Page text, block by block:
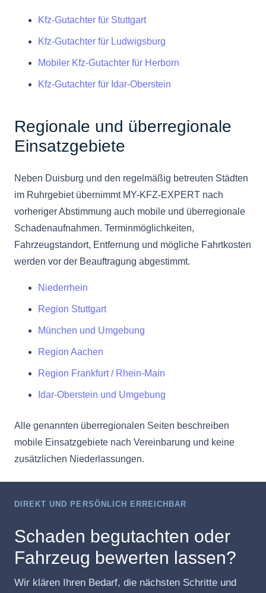
Kfz-Gutachter für Stuttgart
Kfz-Gutachter für Ludwigsburg
Mobiler Kfz-Gutachter für Herborn
Kfz-Gutachter für Idar-Oberstein
Regionale und überregionale
Einsatzgebiete
Neben Duisburg und den regelmäßig betreuten Städten
im Ruhrgebiet übernimmt MY-KFZ-EXPERT nach
vorheriger Abstimmung auch mobile und überregionale
Schadenaufnahmen. Terminmöglichkeiten,
Fahrzeugstandort, Entfernung und mögliche Fahrtkosten
werden vor der Beauftragung abgestimmt.
Niederrhein
Region Stuttgart
München und Umgebung
Region Aachen
Region Frankfurt / Rhein-Main
Idar-Oberstein und Umgebung
Alle genannten überregionalen Seiten beschreiben
mobile Einsatzgebiete nach Vereinbarung und keine
zusätzlichen Niederlassungen.
DIREKT UND PERSÖNLICH ERREICHBAR
Schaden begutachten oder
Fahrzeug bewerten lassen?
Wir klären Ihren Bedarf, die nächsten Schritte und